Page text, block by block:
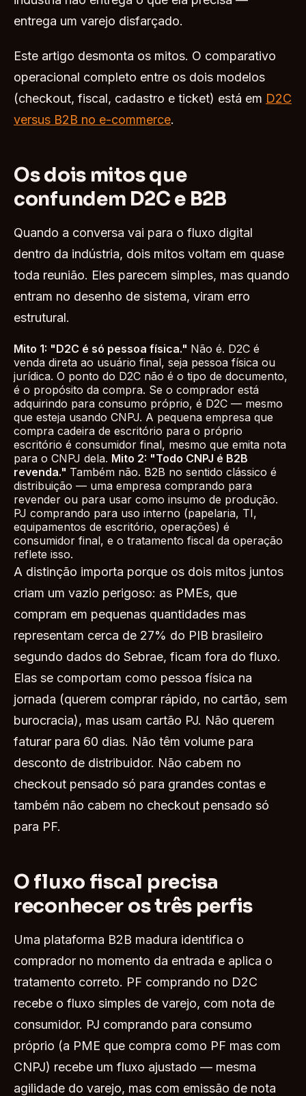
entrega um varejo disfarçado.
Este artigo desmonta os mitos. O comparativo
operacional completo entre os dois modelos
(checkout, fiscal, cadastro e ticket) está em D2C
versus B2B no e-commerce.
Os dois mitos que
confundem D2C e B2B
Quando a conversa vai para o fluxo digital
dentro da indústria, dois mitos voltam em quase
toda reunião. Eles parecem simples, mas quando
entram no desenho de sistema, viram erro
estrutural.
Mito 1: "D2C é só pessoa física." Não é. D2C é
venda direta ao usuário final, seja pessoa física ou
jurídica. O ponto do D2C não é o tipo de documento,
é o propósito da compra. Se o comprador está
adquirindo para consumo próprio, é D2C — mesmo
que esteja usando CNPJ. A pequena empresa que
compra cadeira de escritório para o próprio
escritório é consumidor final, mesmo que emita nota
para o CNPJ dela. Mito 2: "Todo CNPJ é B2B
revenda." Também não. B2B no sentido clássico é
distribuição — uma empresa comprando para
revender ou para usar como insumo de produção.
PJ comprando para uso interno (papelaria, TI,
equipamentos de escritório, operações) é
consumidor final, e o tratamento fiscal da operação
reflete isso.
A distinção importa porque os dois mitos juntos
criam um vazio perigoso: as PMEs, que
compram em pequenas quantidades mas
representam cerca de 27% do PIB brasileiro
segundo dados do Sebrae, ficam fora do fluxo.
Elas se comportam como pessoa física na
jornada (querem comprar rápido, no cartão, sem
burocracia), mas usam cartão PJ. Não querem
faturar para 60 dias. Não têm volume para
desconto de distribuidor. Não cabem no
checkout pensado só para grandes contas e
também não cabem no checkout pensado só
para PF.
O fluxo fiscal precisa
reconhecer os três perfis
Uma plataforma B2B madura identifica o
comprador no momento da entrada e aplica o
tratamento correto. PF comprando no D2C
recebe o fluxo simples de varejo, com nota de
consumidor. PJ comprando para consumo
próprio (a PME que compra como PF mas com
CNPJ) recebe um fluxo ajustado — mesma
agilidade do varejo, mas com emissão de nota